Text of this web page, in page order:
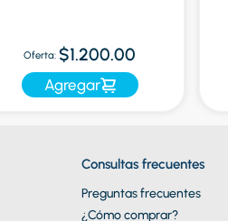
Oferta: $1.200.00
Agregar
Consultas frecuentes
Preguntas frecuentes
¿Cómo comprar?